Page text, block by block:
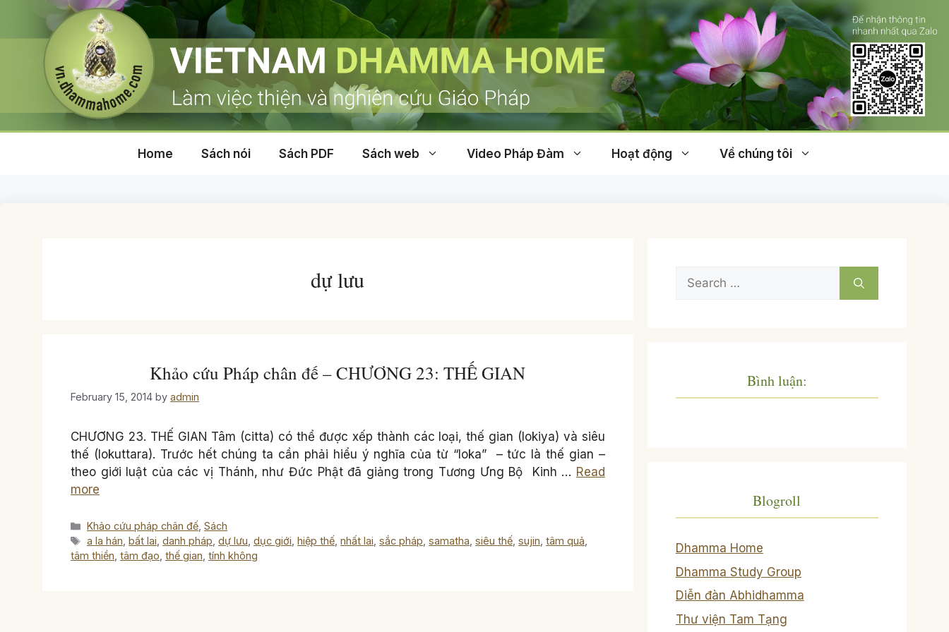
Home Sách nói Sách PDF Sách web Video Pháp Đàm Hoạt động Về chúng tôi
dự lưu
Khảo cứu Pháp chân đế – CHƯƠNG 23: THẾ GIAN
February 15, 2014 by admin
CHƯƠNG 23. THẾ GIAN Tâm (citta) có thể được xếp thành các loại, thế gian (lokiya) và siêu
thế (lokuttara). Trước hết chúng ta cần phải hiểu ý nghĩa của từ “loka” – tức là thế gian –
theo giới luật của các vị Thánh, như Đức Phật đã giảng trong Tương Ưng Bộ Kinh … Read
more
Categories
Khảo cứu pháp chân đế,Sách
Tags
a la hán,bất lai,danh pháp,dự lưu,dục giới,hiệp thế,nhất lai,sắc pháp,samatha,siêu thế,sujin,tâm quả,
tâm thiền, tâm đạo, thế gian, tính không
Search
for:
Bình luận:
Blogroll
Dhamma Home
Dhamma Study Group
Diễn đàn Abhidhamma
Thư viện Tam Tạng